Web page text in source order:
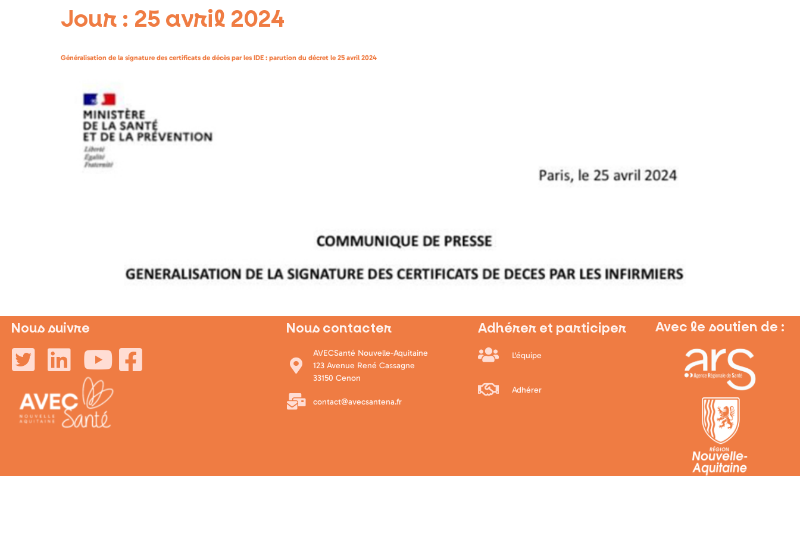
Jour : 25 avril 2024
Généralisation de la signature des certificats de décès par les IDE : parution du décret le 25 avril 2024
Nous suivre Nous contacter
AVECSanté Nouvelle-Aquitaine
123 Avenue René Cassagne
33150 Cenon
contact@avecsantena.fr
Adhérer et participer
L'équipe
Adhérer
Avec le soutien de :